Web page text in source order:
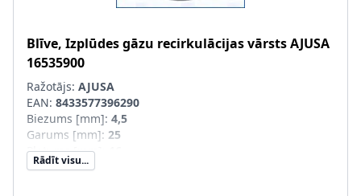
Blīve, Izplūdes gāzu recirkulācijas vārstsAJUSA
16535900
Ražotājs: AJUSA
EAN: 8433577396290
Biezums [mm]: 4,5
Garums [mm]: 25
Platums [mm]
Rādīt visu...